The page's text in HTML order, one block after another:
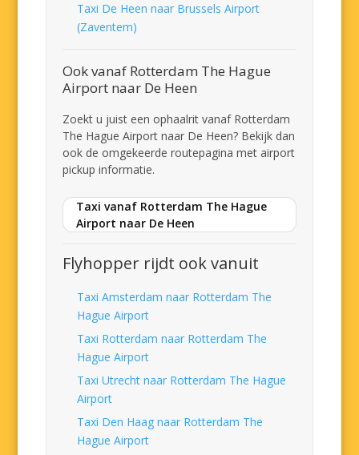
Taxi De Heen naar Brussels Airport
(Zaventem)
Ook vanaf Rotterdam The Hague
Airport naar De Heen
Zoekt u juist een ophaalrit vanaf Rotterdam
The Hague Airport naar De Heen? Bekijk dan
ook de omgekeerde routepagina met airport
pickup informatie.
Taxi vanaf Rotterdam The Hague
Airport naar De Heen
Flyhopper rijdt ook vanuit
Taxi Amsterdam naar Rotterdam The
Hague Airport
Taxi Rotterdam naar Rotterdam The
Hague Airport
Taxi Utrecht naar Rotterdam The Hague
Airport
Taxi Den Haag naar Rotterdam The
Hague Airport